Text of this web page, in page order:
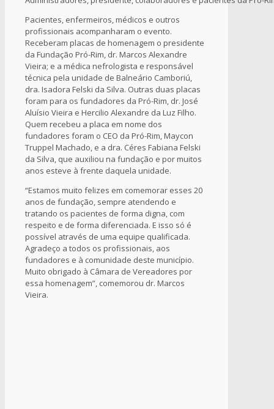
Pacientes, enfermeiros, médicos e outros
profissionais acompanharam o evento.
Receberam placas de homenagem o presidente
da Fundação Pró-Rim, dr. Marcos Alexandre
Vieira; e a médica nefrologista e responsável
técnica pela unidade de Balneário Camboriú,
dra. Isadora Felski da Silva. Outras duas placas
foram para os fundadores da Pró-Rim, dr. José
Aluísio Vieira e Hercilio Alexandre da Luz Filho.
Quem recebeu a placa em nome dos
fundadores foram o CEO da Pró-Rim, Maycon
Truppel Machado, e a dra. Céres Fabiana Felski
da Silva, que auxiliou na fundação e por muitos
anos esteve à frente daquela unidade.
“Estamos muito felizes em comemorar esses 20
anos de fundação, sempre atendendo e
tratando os pacientes de forma digna, com
respeito e de forma diferenciada. E isso só é
possível através de uma equipe qualificada.
Agradeço a todos os profissionais, aos
fundadores e à comunidade deste município.
Muito obrigado à Câmara de Vereadores por
essa homenagem”, comemorou dr. Marcos
Vieira.